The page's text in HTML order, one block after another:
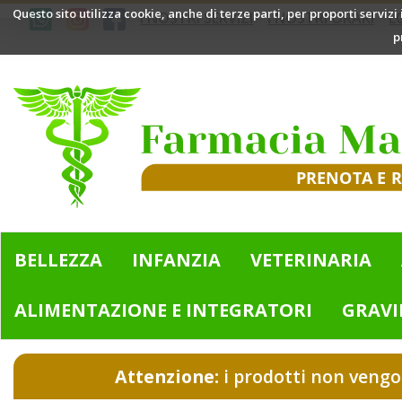
Passa
Questo sito utilizza cookie, anche di terze parti, per proporti
I NOSTRI SERVIZI I NOSTRI ORARI
Mazzini
Bologna
BELLEZZA INFANZIA VETERINARIA
ALIMENTAZIONE E INTEGRATORI
Attenzione: i prodotti non